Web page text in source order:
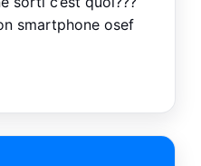
smartphone osef